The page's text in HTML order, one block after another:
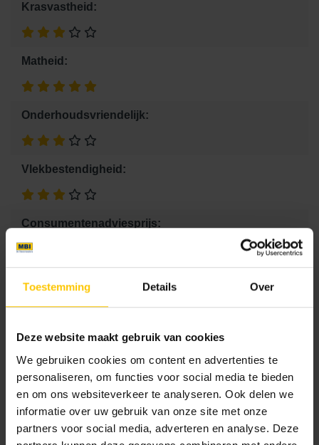
Toestemming Details Over
Deze website maakt gebruik van cookies
We gebruiken cookies om content en advertenties te
personaliseren, om functies voor social media te bieden
en om ons websiteverkeer te analyseren. Ook delen we
informatie over uw gebruik van onze site met onze
partners voor social media, adverteren en analyse. Deze
Krasvastheid:
Matheid:
Onderhoudsvriendelijk:
Vlekbestendigheid:
Consumentenadviesprijs:
10.5 €
Maat
15 x 60 x 12